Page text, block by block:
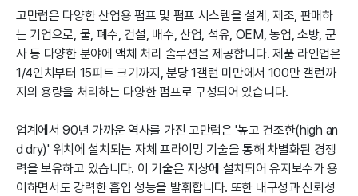
고만럽은 다양한 산업용 펌프 및 펌프 시스템을 설계, 제조, 판매하
는 기업으로, 물, 폐수, 건설, 배수, 산업, 석유, OEM, 농업, 소방, 군
사 등 다양한 분야에 액체 처리 솔루션을 제공합니다. 제품 라인업은
1/4인치부터 15피트 크기까지, 분당 1갤런 미만에서 100만 갤런까
지의 용량을 처리하는 다양한 펌프로 구성되어 있습니다.
업계에서 90년 가까운 역사를 가진 고만럽은 '높고 건조한(high an
d dry)' 위치에 설치되는 자체 프라이밍 기술을 통해 차별화된 경쟁
력을 보유하고 있습니다. 이 기술은 지상에 설치되어 유지보수가 용
이하면서도 강력한 흡입 성능을 발휘합니다. 또한 내구성과 신뢰성